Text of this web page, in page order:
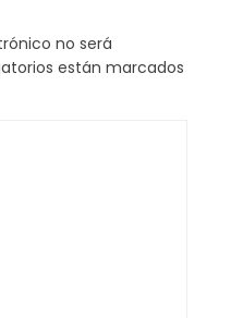
no será
están marcados